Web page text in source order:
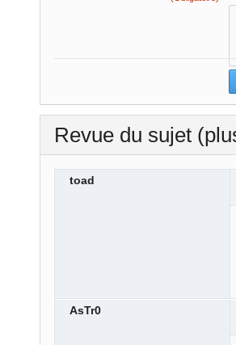
Revue du sujet
toad
AsTr0